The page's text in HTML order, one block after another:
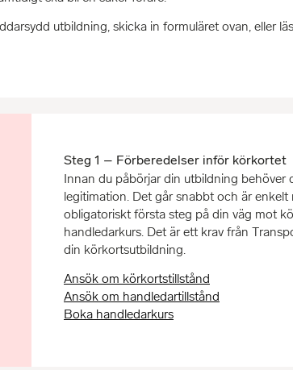
utbildning, skicka in formuläret ovan, eller
Steg 1 – Förberedelser inför körkortet
Innan du påbörjar din utbildning
legitimation. Det går snabbt och är
obligatoriskt första steg på din väg mot
handledarkurs. Det är ett krav från
din körkortsutbildning.
Ansök om körkortstillstånd
Ansök om handledartillstånd
Boka handledarkurs